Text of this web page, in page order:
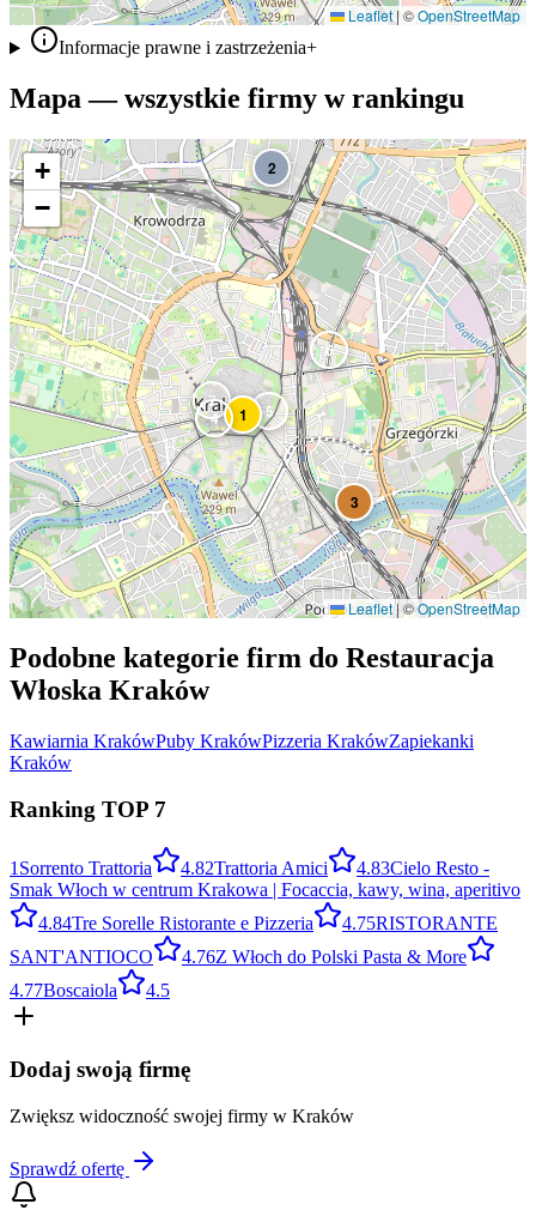
Leaflet | ©OpenStreetMap
Informacje prawne i zastrzeżenia+
Mapa — wszystkie firmy w rankingu
1
2
3
4 5
6
7
+
−
Leaflet| ©OpenStreetMap
Podobne kategorie firm do Restauracja
Włoska Kraków
Kawiarnia KrakówPuby KrakówPizzeria KrakówZapiekanki
Kraków
Ranking TOP 7
1 Sorrento Trattoria 4.82Trattoria Amici 4.83Cielo Resto -
Smak Włoch w centrum Krakowa | Focaccia, kawy, wina, aperitivo
4.84Tre Sorelle Ristorante e Pizzeria 4.75RISTORANTE
SANT'ANTIOCO
4.76Z Włoch do Polski Pasta & More
4.77Boscaiola 4.5
Dodaj swoją firmę
Zwiększ widoczność swojej firmy w Kraków
Sprawdź ofertę